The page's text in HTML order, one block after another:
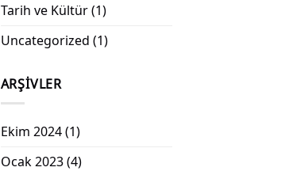
Tarih ve Kültür(1)
Uncategorized (1)
ARŞIVLER
Ekim 2024(1)
Ocak 2023(4)